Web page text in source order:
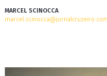
MARCEL SCINOCCA